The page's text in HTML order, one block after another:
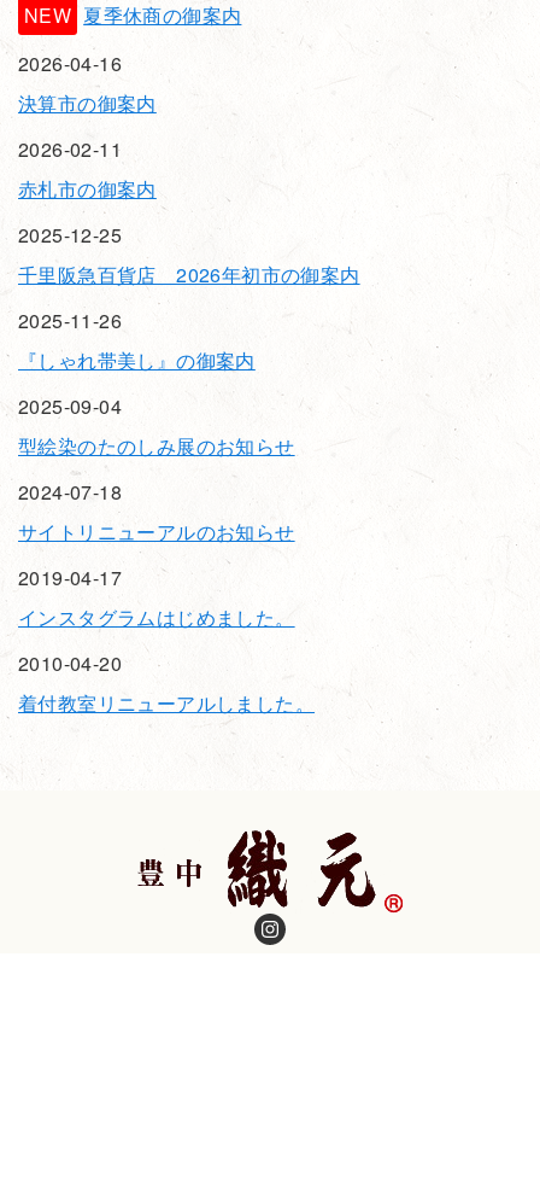
NEW 夏季休商の御案内
2026-04-16
決算市の御案内
2026-02-11
赤札市の御案内
2025-12-25
千里阪急百貨店 2026年初市の御案内
2025-11-26
『しゃれ帯美し』の御案内
2025-09-04
型絵染のたのしみ展のお知らせ
2024-07-18
サイトリニューアルのお知らせ
2019-04-17
インスタグラムはじめました。
2010-04-20
着付教室リニューアルしました。